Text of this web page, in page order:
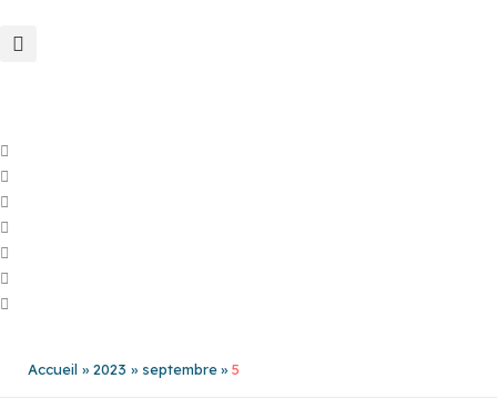
au
Accueil 2023 septembre 5